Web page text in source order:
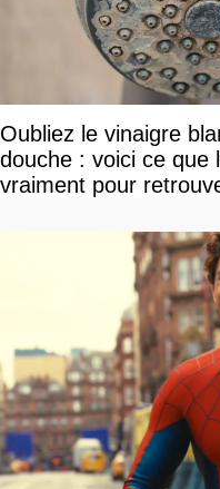
Oubliez le vinaigre
douche : voici ce que
vraiment pour